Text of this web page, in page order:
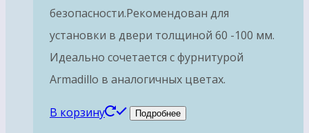
безопасности.Рекомендован для
установки в двери толщиной 60 -100 мм.
Идеально сочетается с фурнитурой
Armadillo в аналогичных цветах.
В корзину Подробнее